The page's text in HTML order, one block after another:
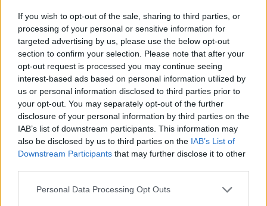
If you wish to opt-out of the sale, sharing to third parties, or
processing of your personal or sensitive information for
targeted advertising by us, please use the below opt-out
section to confirm your selection. Please note that after your
opt-out request is processed you may continue seeing
interest-based ads based on personal information utilized by
us or personal information disclosed to third parties prior to
your opt-out. You may separately opt-out of the further
disclosure of your personal information by third parties on the
IAB’s list of downstream participants. This information may
also be disclosed by us to third parties on the IAB’s List of
Downstream Participants that may further disclose it to other
Please note that this website/app uses one or more Google
Personal Data Processing Opt Outs